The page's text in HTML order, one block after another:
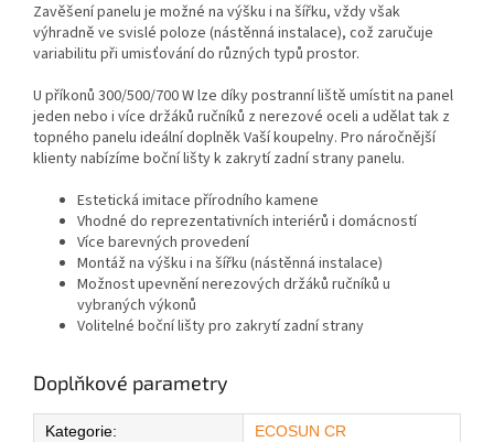
Zavěšení panelu je možné na výšku i na šířku, vždy však
výhradně ve svislé poloze (nástěnná instalace), což zaručuje
variabilitu při umisťování do různých typů prostor.
U příkonů 300/500/700 W lze díky postranní liště umístit na panel
jeden nebo i více držáků ručníků z nerezové oceli a udělat tak z
topného panelu ideální doplněk Vaší koupelny. Pro náročnější
klienty nabízíme boční lišty k zakrytí zadní strany panelu.
Estetická imitace přírodního kamene
Vhodné do reprezentativních interiérů i domácností
Více barevných provedení
Montáž na výšku i na šířku (nástěnná instalace)
Možnost upevnění nerezových držáků ručníků u
vybraných výkonů
Volitelné boční lišty pro zakrytí zadní strany
Doplňkové parametry
Kategorie:
ECOSUN CR